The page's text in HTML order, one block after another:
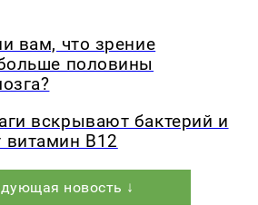
вам, что зрение
половины
вскрывают бактерий и
B12
новость ↓